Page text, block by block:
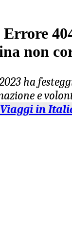
Errore
non
ha
e
Viaggi in